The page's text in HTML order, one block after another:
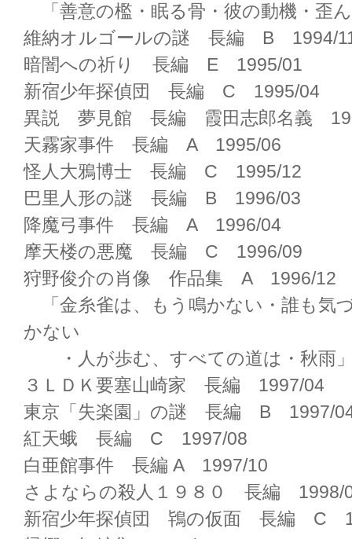
「善意の檻・眠る骨・彼の動機・歪
維納オルゴールの謎 長編 B 1994/
暗闇への祈り 長編 E 1995/01
新宿少年探偵団 長編 C 1995/04
異説 夢見館 長編 霞田志郎名義
天霧家事件 長編 A 1995/06
怪人大鴉博士 長編 C 1995/12
巴里人形の謎 長編 B 1996/03
降魔弓事件 長編 A 1996/04
摩天楼の悪魔 長編 C 1996/09
狩野俊介の肖像 作品集 A 1996/12
「金糸雀は、もう鳴かない・誰も気
かない
・人が歩む、すべての道は・秋雨
３ＬＤＫ要塞山崎家 長編 1997/04
東京「失楽園」の謎 長編 B 1997/
紅天蛾 長編 C 1997/08
白亜館事件 長編 A 1997/10
さよならの殺人１９８０ 長編 1998/
新宿少年探偵団 鴇の仮面 長編 C